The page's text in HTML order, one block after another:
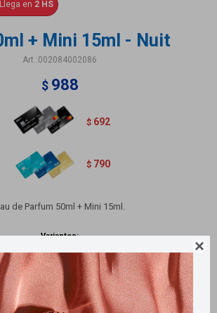

Llega en 2 HS
+ Mini 15ml - Nuit
002084002086
$ 988
$ 692
$ 790
de Parfum 50ml + Mini 15ml.
Variantes: